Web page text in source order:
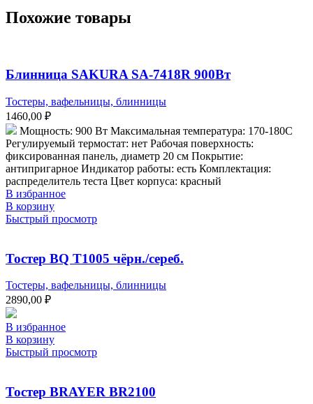
Похожие товары
Блинница SAKURA SA-7418R 900Вт
Тостеры, вафельницы, блинницы
1460,00 ₽
Мощность: 900 Вт Максимальная температура: 170-180С
Регулируемый термостат: нет Рабочая поверхность:
фиксированная панель, диаметр 20 см Покрытие:
антипригарное Индикатор работы: есть Комплектация:
распределитель теста Цвет корпуса: красный
В избранное
В корзину
Быстрый просмотр
Тостер BQ T1005 чёрн./сереб.
Тостеры, вафельницы, блинницы
2890,00 ₽
В избранное
В корзину
Быстрый просмотр
Тостер BRAYER BR2100